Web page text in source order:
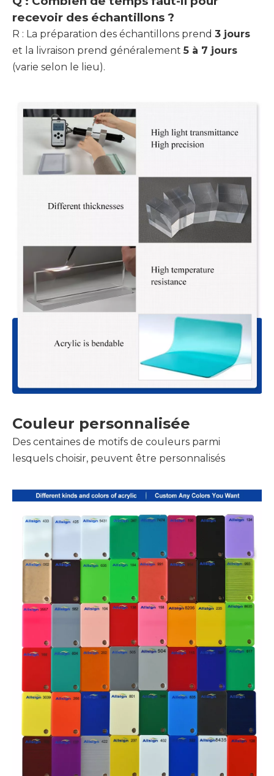
recevoir des échantillons ?
R : La préparation des échantillons prend 3 jours
et la livraison prend généralement5 à 7 jours
(varie selon le lieu).
Couleur personnalisée
Des centaines de motifs de couleurs parmi
lesquels choisir, peuvent être personnalisés